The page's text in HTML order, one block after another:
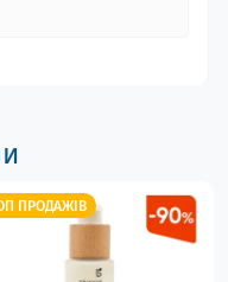
ПРОДАЖІВ